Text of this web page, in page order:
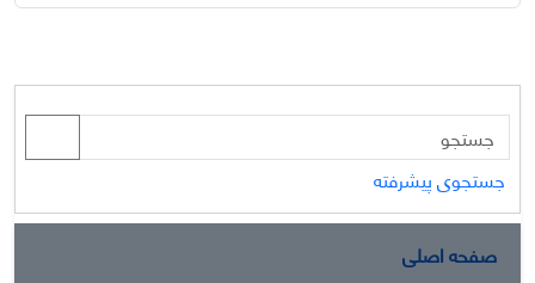
جستجوی پیشرفته
صفحه اصلی